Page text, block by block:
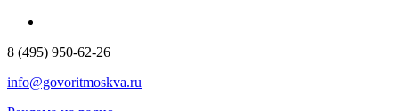
8 (495) 950-62-26
info@govoritmoskva.ru